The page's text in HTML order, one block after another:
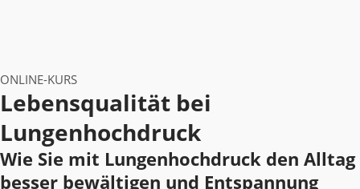
ONLINE-KURS
Lebensqualität bei
Lungenhochdruck
Wie Sie mit Lungenhochdruck den Alltag
besser bewältigen und Entspannung